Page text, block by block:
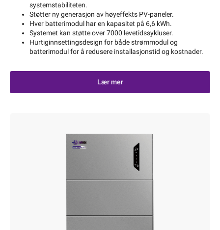
systemstabiliteten.
Støtter ny generasjon av høyeffekts PV-paneler.
Hver batterimodul har en kapasitet på 6,6 kWh.
Systemet kan støtte over 7000 levetidssykluser.
Hurtiginnsettingsdesign for både strømmodul og
batterimodul for å redusere installasjonstid og kostnader.
Lær mer